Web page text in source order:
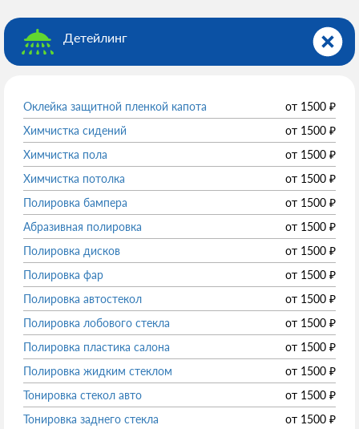
Детейлинг
Оклейка защитной пленкой капота от 1500 ₽
Химчистка сидений
от 1500 ₽
Химчистка пола
от 1500 ₽
Химчистка потолка
от 1500 ₽
Полировка бампера
от 1500 ₽
Абразивная полировка
от 1500 ₽
Полировка дисков
от 1500 ₽
Полировка фар
от 1500 ₽
Полировка автостекол
от 1500 ₽
Полировка лобового стекла
от 1500 ₽
Полировка пластика салона
от 1500 ₽
Полировка жидким стеклом
от 1500 ₽
Тонировка стекол авто
от 1500 ₽
Тонировка заднего стекла
от 1500 ₽